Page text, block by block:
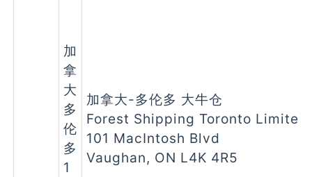
加
拿
大
多
伦
多
1
加拿大-多伦多 大牛仓
Forest Shipping Toronto Limited
101 MacIntosh Blvd
Vaughan, ON L4K 4R5